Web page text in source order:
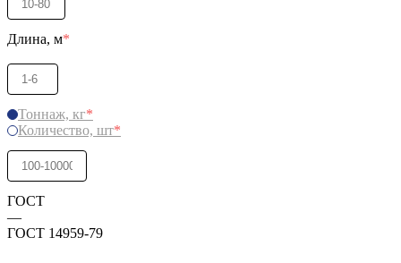
Длина, м*
Тоннаж, кг*
Количество, шт*
ГОСТ
—
ГОСТ 14959-79